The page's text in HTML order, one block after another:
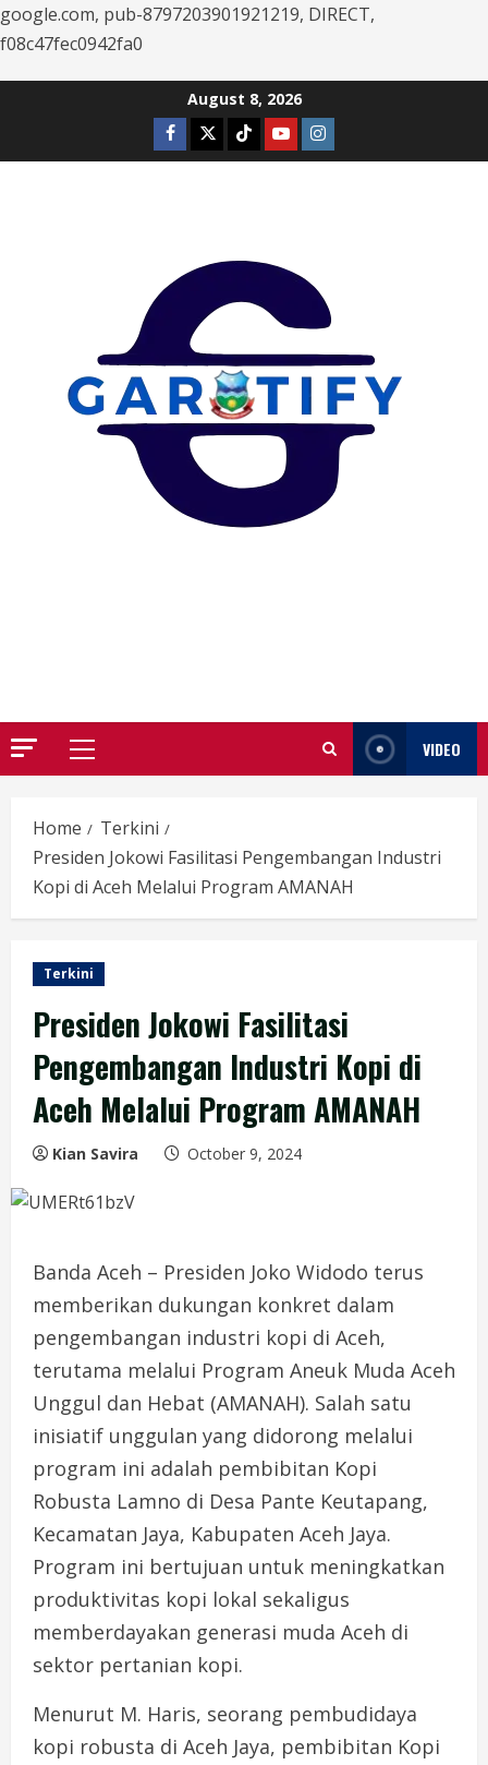
google.com, pub-8797203901921219, DIRECT,
f08c47fec0942fa0
August 8, 2026
Facebook
TwitterTiktokYoutubeInstagram
Primary
VIDEO
Home
Terkini
Presiden Jokowi Fasilitasi Pengembangan Industri
Kopi di Aceh Melalui Program AMANAH
Terkini
Presiden Jokowi Fasilitasi
Pengembangan Industri Kopi di
Aceh Melalui Program AMANAH
Kian Savira October 9, 2024
Banda Aceh – Presiden Joko Widodo terus
memberikan dukungan konkret dalam
pengembangan industri kopi di Aceh,
terutama melalui Program Aneuk Muda Aceh
Unggul dan Hebat (AMANAH). Salah satu
inisiatif unggulan yang didorong melalui
program ini adalah pembibitan Kopi
Robusta Lamno di Desa Pante Keutapang,
Kecamatan Jaya, Kabupaten Aceh Jaya.
Program ini bertujuan untuk meningkatkan
produktivitas kopi lokal sekaligus
memberdayakan generasi muda Aceh di
sektor pertanian kopi.
Menurut M. Haris, seorang pembudidaya
kopi robusta di Aceh Jaya, pembibitan Kopi